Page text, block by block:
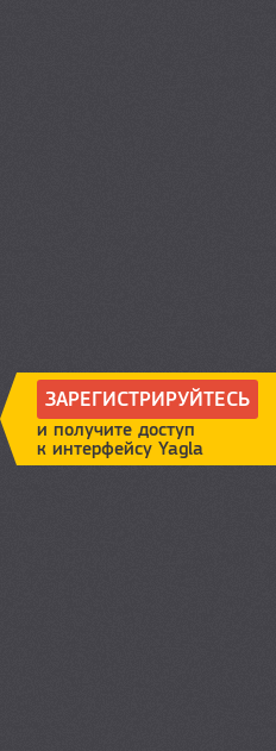
ЗАРЕГИСТРИРУЙТЕСЬ
и получите доступ
к интерфейсу Yagla